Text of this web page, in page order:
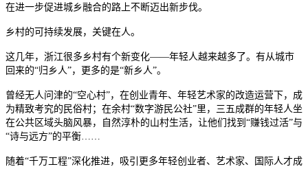
在进一步促进城乡融合的路上不断迈出新步伐。
乡村的可持续发展，关键在人。
这几年，浙江很多乡村有个新变化——年轻人越来越多了。有从城市
回来的“归乡人”，更多的是“新乡人”。
曾经无人问津的“空心村”，在创业青年、年轻艺术家的改造运营下，成
为精致考究的民俗村；在余村“数字游民公社”里，三五成群的年轻人坐
在公共区域头脑风暴，自然淳朴的山村生活，让他们找到“赚钱过活”与
“诗与远方”的平衡……
随着“千万工程”深化推进，吸引更多年轻创业者、艺术家、国际人才成